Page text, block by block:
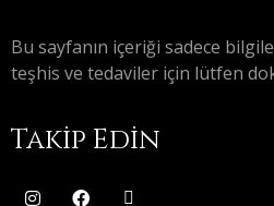
Bu sayfanın içeriği sadece
teşhis ve tedaviler için lütfen
Takip Edin